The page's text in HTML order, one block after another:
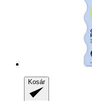
Kosár